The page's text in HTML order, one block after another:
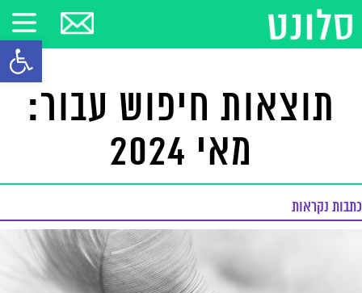
פתח
תוצאות חיפוש עבור:
מאי 2024
כתבות נקראות